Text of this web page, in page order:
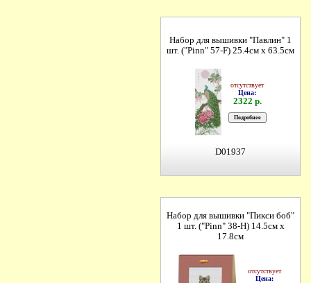
Набор для вышивки "Павлин" 1
шт. ("Pinn" 57-F) 25.4см х 63.5см
отсутствует
Цена:
2322 р.
D01937
Набор для вышивки "Пикси боб"
1 шт. ("Pinn" 38-H) 14.5см х
17.8см
отсутствует
Цена: